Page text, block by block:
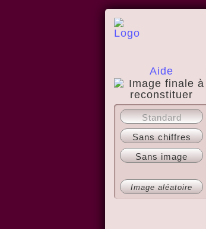
Aide
A propos
Standard
Sans chiffres
Sans image
Image aléatoire